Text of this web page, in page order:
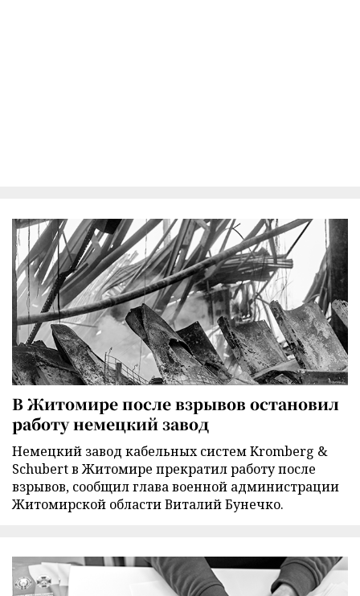
В Житомире после взрывов остановил
работу немецкий завод
Немецкий завод кабельных систем Kromberg &
Schubert в Житомире прекратил работу после
взрывов, сообщил глава военной администрации
Житомирской области Виталий Бунечко.